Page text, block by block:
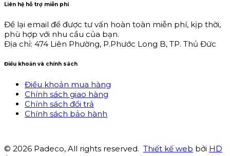
Liên hệ hỗ trợ miễn phí
Để lại email để được tư vấn hoàn toàn miễn phí, kịp thời,
phù hợp với nhu cầu của bạn.
Địa chỉ: 474 Liên Phường, P.Phước Long B, TP. Thủ Đức
Điều khoản và chính sách
Điều khoản mua hàng
Chính sách giao hàng
Chính sách đổi trả
Chính sách bảo hành
© 2026 Padeco, All rights reserved. Thiết kế web bởi HD